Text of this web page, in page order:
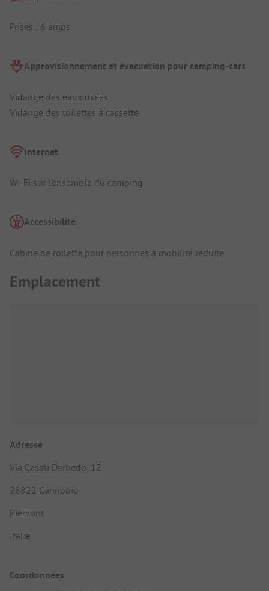
Prises : 6 amps
Approvisionnement et évacuation pour camping-cars
Vidange des eaux usées
Vidange des toilettes à cassette
Internet
Wi-Fi sur l'ensemble du camping
Accessibilité
Cabine de toilette pour personnes à mobilité réduite
Emplacement
Adresse
Via Casali Darbedo, 12
28822 Cannobio
Piemont
Italie
Coordonnées